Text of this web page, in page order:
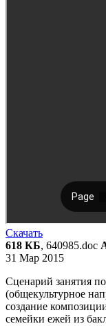
Скачать
618 КБ, 640985.doc
31 Мар 2015
Сценарий занятия
(общекультурное
создание
семейки ежей из